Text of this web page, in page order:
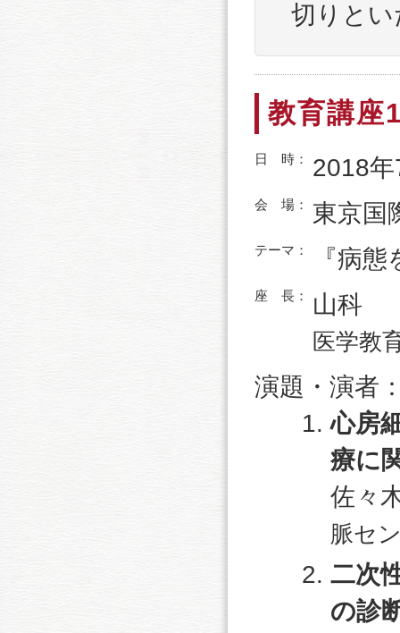
切りと
教育講座
日 時： 2018
会 場： 東京国
テーマ： 『病
座 長： 山科
医学教
演題・演者
心房
療に
佐々
脈セ
二次
の診